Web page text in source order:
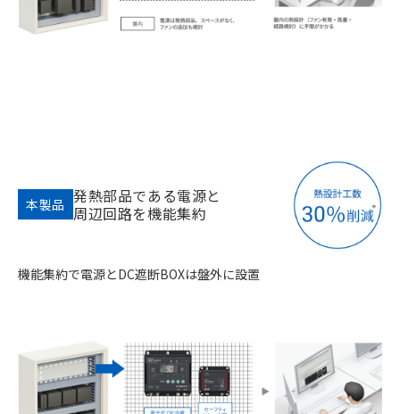
本製品 発熱部品である電源と
周辺回路を機能集約
機能集約で電源とDC遮断BOXは盤外に設置